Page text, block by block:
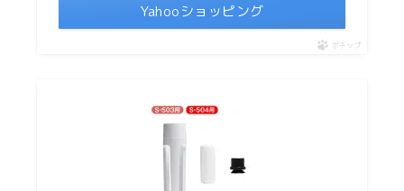
Yahooショッピング
ポチップ